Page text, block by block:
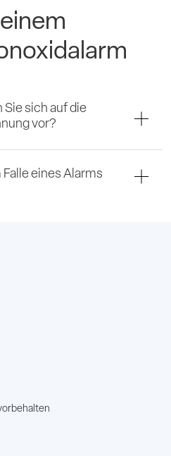
Sie sich auf die
vor?
Falle eines Alarms